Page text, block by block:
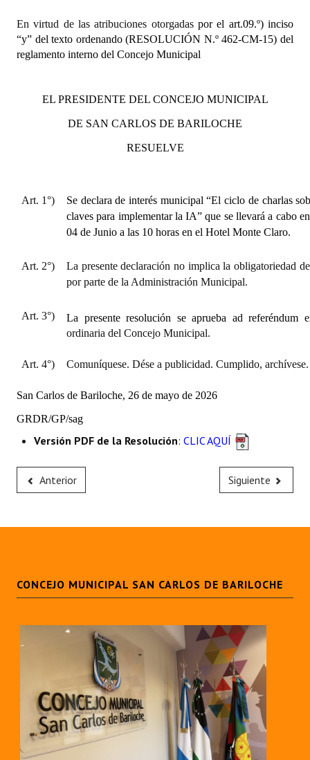
En virtud de las atribuciones otorgadaspor el art.09.º) inciso
“y” del texto ordenando (RESOLUCIÓN N.º 462-CM-15) del
reglamento interno del Concejo Municipal
EL PRESIDENTE DEL CONCEJO MUNICIPAL
DE SAN CARLOS DE BARILOCHE
RESUELVE
Art. 1°)
Se declara de interés municipal “El ciclo de charlas
claves para implementar la IA” que se llevará a cabo
04 de Junio a las 10 horas en el Hotel Monte Claro.
Art. 2°)
La presente declaración no implica la obligatoriedad
por parte de la Administración Municipal.
Art. 3°)
La presente resolución se aprueba ad referéndum
ordinaria del Concejo Municipal.
Art. 4°) Comuníquese. Dése a publicidad. Cumplido, archívese.
San Carlos de Bariloche, 26 de mayo de 2026
GRDR/GP/sag
Versión PDF de la Resolución: CLIC AQUÍ
Anterior Siguiente
CONCEJO MUNICIPAL SAN CARLOS DE BARILOCHE